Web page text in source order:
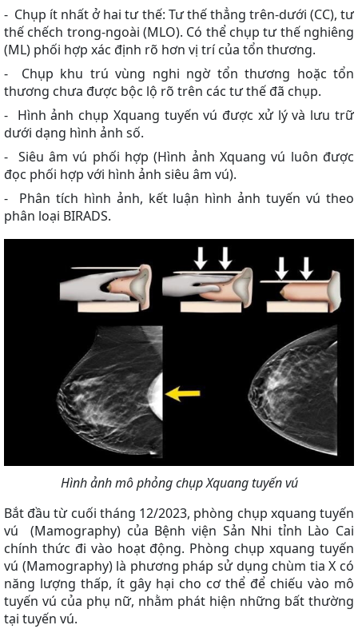
- Chụp ít nhất ở hai tư thế: Tư thế thẳng trên-dưới (CC), tư
thế chếch trong-ngoài (MLO). Có thể chụp tư thế nghiêng
(ML) phối hợp xác định rõ hơn vị trí của tổn thương.
- Chụp khu trú vùng nghi ngờ tổn thương hoặc tổn
thương chưa được bộc lộ rõ trên các tư thế đã chụp.
- Hình ảnh chụp Xquang tuyến vú được xử lý và lưu trữ
dưới dạng hình ảnh số.
- Siêu âm vú phối hợp (Hình ảnh Xquang vú luôn được
đọc phối hợp với hình ảnh siêu âm vú).
- Phân tích hình ảnh, kết luận hình ảnh tuyến vú theo
phân loại BIRADS.
Hình ảnh mô phỏng chụp Xquang tuyến vú
Bắt đầu từ cuối tháng 12/2023, phòng chụp xquang tuyến
vú (Mamography) của Bệnh viện Sản Nhi tỉnh Lào Cai
chính thức đi vào hoạt động. Phòng chụp xquang tuyến
vú (Mamography) là phương pháp sử dụng chùm tia X có
năng lượng thấp, ít gây hại cho cơ thể để chiếu vào mô
tuyến vú của phụ nữ, nhằm phát hiện những bất thường
tại tuyến vú.